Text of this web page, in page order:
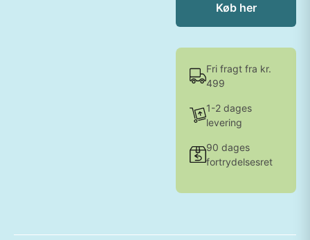
Køb her
Fri fragt fra kr.
499
1-2 dages
levering
90 dages
fortrydelsesret